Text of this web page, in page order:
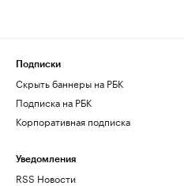
Подписки
Скрыть баннеры на РБК
Подписка на РБК
Корпоративная подписка
Уведомления
RSS Новости